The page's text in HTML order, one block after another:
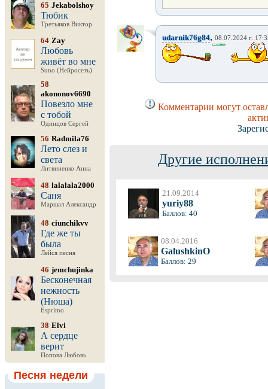
65 Jekabolshoy
Тюбик
Третьяков Виктор
64 Zay
Любовь
живёт во мне
Suno (Нейросеть)
58
akononov6690
Повезло мне
с тобой
Одинцов Сергей
56 Radmila76
Лето слез и
света
Литвиненко Анна
48 lalalala2000
Саня
Маршал Александр
48 ciunchikvv
Где же ты
была
Лейся песня
46 jemchujinka
Бесконечная
нежность
(Нюша)
Esprimo
38 Elvi
А сердце
верит
Попова Любовь
Песня недели
udarnik76g84, 08.07.2024 г.
Комментарии могут
Другие
21.09.2014
yuriy88
Баллов: 40
08.04.2016
GalushkinO
Баллов: 29